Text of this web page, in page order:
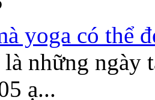
yoga có thể
những ngày
ạ...